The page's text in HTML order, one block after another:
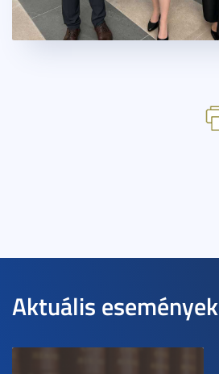
Aktuális események